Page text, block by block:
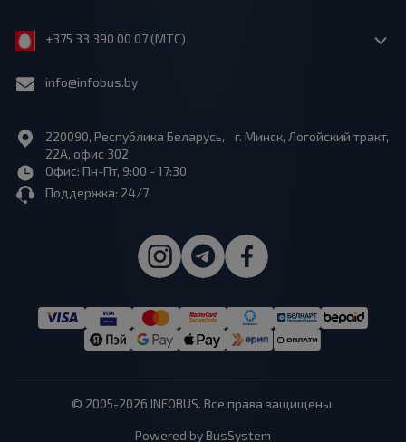
+375 33 390 00 07 (МТС)
info@infobus.by
220090, Республика Беларусь, г. Минск, Логойский тракт,
22А, офис 302.
Офис: Пн-Пт, 9:00 - 17:30
Поддержка: 24/7
© 2005-2026 INFOBUS. Все права защищены.
Powered by BusSystem